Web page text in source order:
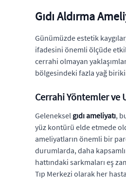
Gıdı Aldırma
Günümüzde estetik
ifadesini önemli ölçüde
cerrahi olmayan
bölgesindeki fazla yağ
Cerrahi Yöntemler ve
Geleneksel gıdı ameliyatı,
yüz kontürü elde etmede
ameliyatların önemli bir
durumlarda, daha
hattındaki sarkmaları eş
Tıp Merkezi olarak her